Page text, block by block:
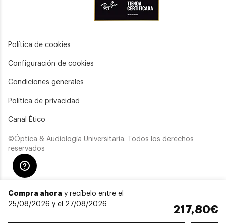
Compra ahora y recíbelo entre el
25/08/2026 y el 27/08/2026
217,80€
Política de cookies
Configuración de cookies
Condiciones generales
Política de privacidad
Canal Ético
©Óptica & Audiología Universitaria. Todos los derechos
reservados